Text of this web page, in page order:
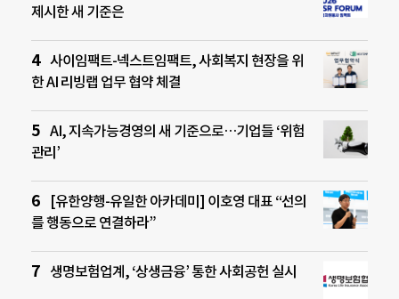
제시한 새 기준은
사이임팩트-넥스트임팩트, 사회복지 현장을 위
한 AI 리빙랩 업무 협약 체결
AI, 지속가능경영의 새 기준으로…기업들 ‘위험
관리’
[유한양행-유일한 아카데미] 이호영 대표 “선의
를 행동으로 연결하라”
생명보험업계, ‘상생금융’ 통한 사회공헌 실시